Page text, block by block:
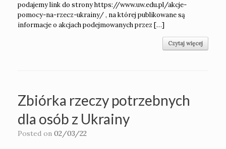
podajemy link do strony https://www.uw.edu.pl/akcje-
pomocy-na-rzecz-ukrainy/ , na której publikowane są
informacje o akcjach podejmowanych przez […]
Czytaj więcej
Zbiórka rzeczy potrzebnych
dla osób z Ukrainy
Posted on 02/03/22